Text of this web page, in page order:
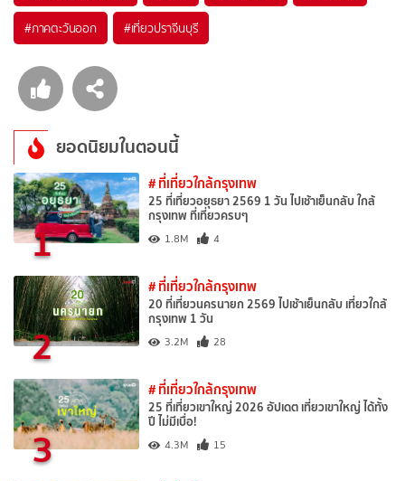
#ภาคตะวันออก #เที่ยวปราจีนบุรี
ยอดนิยมในตอนนี้
1
# ที่เที่ยวใกล้กรุงเทพ
25 ที่เที่ยวอยุธยา 2569 1 วัน ไปเช้าเย็นกลับ ใกล้
กรุงเทพ ที่เที่ยวครบๆ
1.8M 4
2
# ที่เที่ยวใกล้กรุงเทพ
20 ที่เที่ยวนครนายก 2569 ไปเช้าเย็นกลับ เที่ยวใกล้
กรุงเทพ 1 วัน
3.2M 28
3
# ที่เที่ยวใกล้กรุงเทพ
25 ที่เที่ยวเขาใหญ่ 2026 อัปเดต เที่ยวเขาใหญ่ ได้ทั้ง
ปี ไม่มีเบื่อ!
4.3M 15